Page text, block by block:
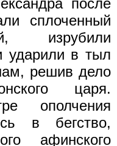
после
сплоченный
изрубили
ударили в тыл
решив дело
царя.
ополчения
в бегство,
афинского